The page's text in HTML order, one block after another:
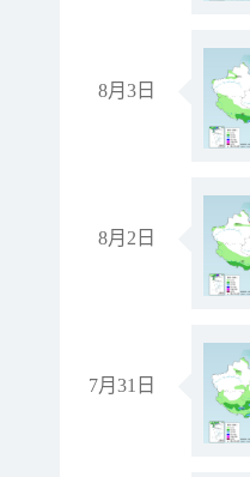
8月3日
8月2日
7月31日